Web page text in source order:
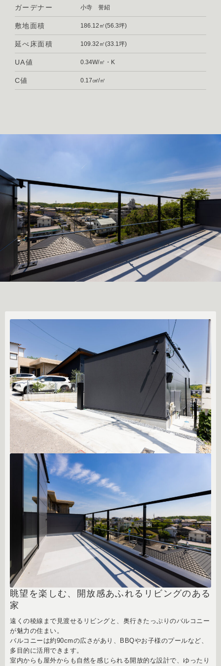
ガーデナー 小寺 誉紹
敷地面積 186.12㎡(56.3坪)
延べ床面積 109.32㎡(33.1坪)
UA値 0.34W/㎡・K
C値 0.17㎠/㎡
眺望を楽しむ、開放感あふれるリビングのある
家
遠くの稜線まで見渡せるリビングと、奥行きたっぷりのバルコニー
が魅力の住まい。
バルコニーは約90cmの広さがあり、BBQやお子様のプールなど、
多目的に活用できます。
室内からも屋外からも自然を感じられる開放的な設計で、ゆったり